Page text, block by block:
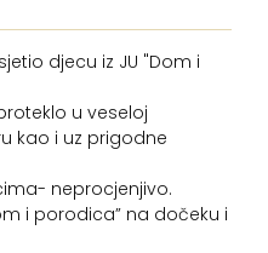
djecu iz JU "Dom i
u veseloj
kao i uz prigodne
neprocjenjivo.
i porodica” na dočeku i